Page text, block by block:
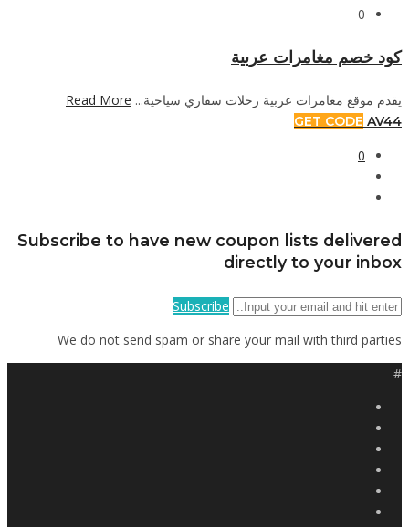
0
كود خصم مغامرات عربية
يقدم موقع مغامرات عربية رحلات سفاري سياحية... Read More
GET CODE AV44
0
Subscribe to have new coupon lists delivered
directly to your inbox
Subscribe
We do not send spam or share your mail with third parties
#